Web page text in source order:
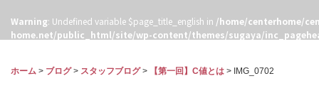
Warning: Undefined variable $page_title_english in /home/centerhome/
home.net/public_html/site/wp-content/themes/sugaya/
ホーム > ブログ> スタッフブログ> 【第一回】C値とは > IMG_0702